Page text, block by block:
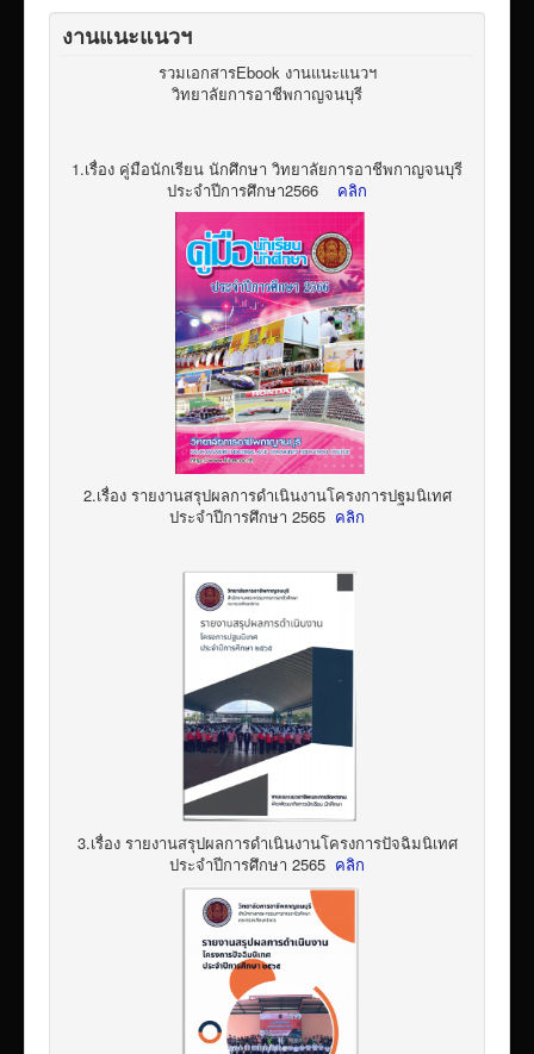
งานแนะแนวฯ
รวมเอกสารEbook งานแนะแนวฯ
วิทยาลัยการอาชีพกาญจนบุรี
1.เรื่อง คู่มือนักเรียน นักศึกษา วิทยาลัยการอาชีพกาญจนบุรี
ประจำปีการศึกษา2566
คลิก
2.เรื่อง รายงานสรุปผลการดำเนินงานโครงการปฐมนิเทศ
ประจำปีการศึกษา 2565 คลิก
3.เรื่อง รายงานสรุปผลการดำเนินงานโครงการปัจฉิมนิเทศ
ประจำปีการศึกษา 2565 คลิก